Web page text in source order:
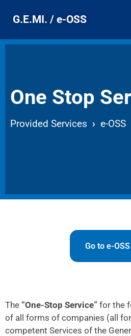
G.E.MI. / e-OSS
PROVIDED
One Stop
Provided Services › e-OSS
Go to e-OSS
The “One-Stop Service” for the
of all forms of companies (all
competent Services of the